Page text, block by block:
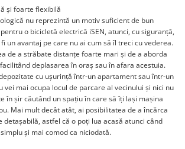
și foarte flexibilă
nu reprezintă un motiv suficient de bun
o bicicletă electrică iSEN, atunci, cu siguranță,
un avantaj pe care nu ai cum să îl treci cu vederea.
de a străbate distanțe foarte mari și de a aborda
deplasarea în oraș sau în afara acestuia.
cu ușurință într-un apartament sau într-un
vei mai ocupa locul de parcare al vecinului și nici nu
în șir căutând un spațiu în care să îți lași mașina
Mai mult decât atât, ai posibilitatea de a încărca
astfel că o poți lua acasă atunci când
și mai comod ca niciodată.